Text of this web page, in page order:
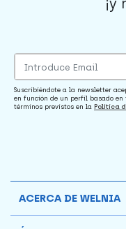
¡y
Suscribiéndote a la newsletter
en función de un perfil basado
términos previstos en la Política
ACERCA DE WELNIA